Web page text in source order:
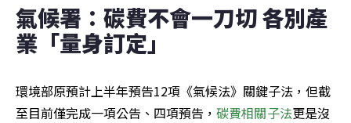
氣候署：碳費不會一刀切 各別產
業「量身訂定」
環境部原預計上半年預告12項《氣候法》關鍵子法，但截
至目前僅完成一項公告、四項預告， 碳費相關子法更是沒